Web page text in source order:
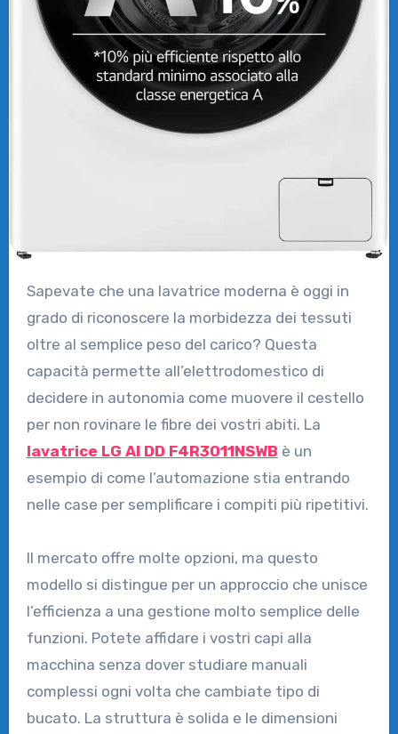
Sapevate che una lavatrice moderna è oggi in
grado di riconoscere la morbidezza dei tessuti
oltre al semplice peso del carico? Questa
capacità permette all’elettrodomestico di
decidere in autonomia come muovere il cestello
per non rovinare le fibre dei vostri abiti. La
lavatrice LG AI DD F4R3011NSWB è un
esempio di come l’automazione stia entrando
nelle case per semplificare i compiti più ripetitivi.
Il mercato offre molte opzioni, ma questo
modello si distingue per un approccio che unisce
l’efficienza a una gestione molto semplice delle
funzioni. Potete affidare i vostri capi alla
macchina senza dover studiare manuali
complessi ogni volta che cambiate tipo di
bucato. La struttura è solida e le dimensioni